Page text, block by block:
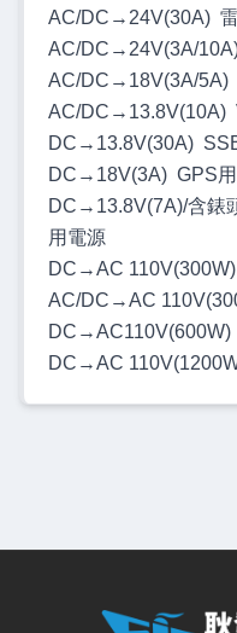
AC/DC→24V(30A)
AC/DC→24V(3A/
AC/DC→18V(3A/5A)
AC/DC→13.8V(10A)
DC→13.8V(30A)
DC→18V(3A) GPS
DC→13.8V(7A)/含錶
用電源
DC→AC
AC/DC→AC
DC→AC110V(600W)
DC→AC
耿發企業有限公司 — 網